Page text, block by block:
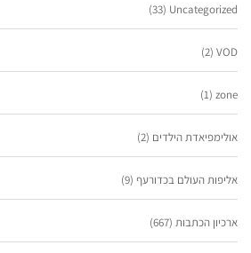
Uncategorized
(33)
VOD
(2)
zone
(1)
אולימפיאדת הילדים (2)
אליפות העולם בכדורעף (9)
ארכיון הכתבות (667)